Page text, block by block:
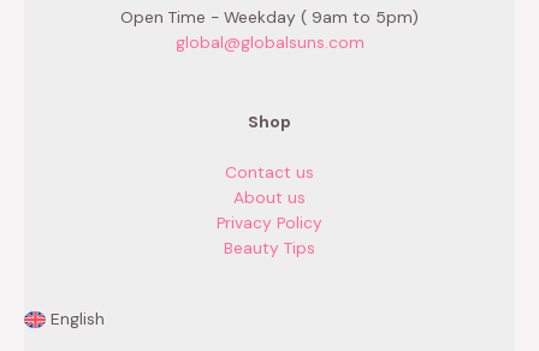
Open Time - Weekday ( 9am to 5pm)
global@globalsuns.com
Shop
Contact us
About us
Privacy Policy
Beauty Tips
English